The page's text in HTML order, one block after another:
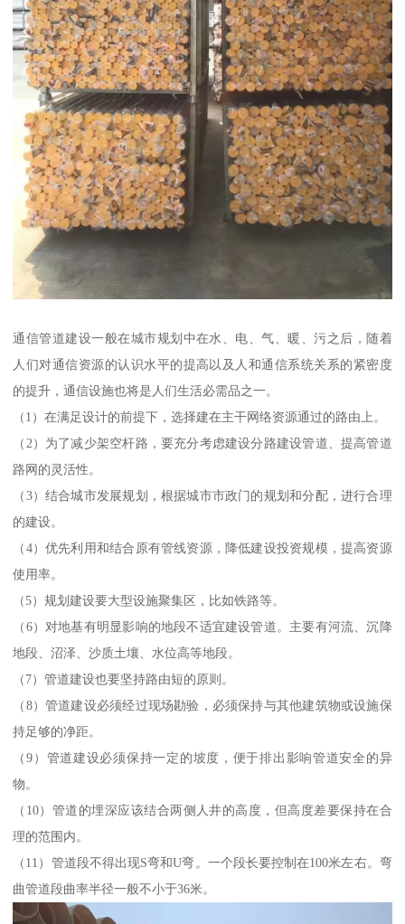
通信管道建设一般在城市规划中在水、电、气、暖、污之后，随着
人们对通信资源的认识水平的提高以及人和通信系统关系的紧密度
的提升，通信设施也将是人们生活必需品之一。
（1）在满足设计的前提下，选择建在主干网络资源通过的路由上。
（2）为了减少架空杆路，要充分考虑建设分路建设管道、提高管道
路网的灵活性。
（3）结合城市发展规划，根据城市市政门的规划和分配，进行合理
的建设。
（4）优先利用和结合原有管线资源，降低建设投资规模，提高资源
使用率。
（5）规划建设要大型设施聚集区，比如铁路等。
（6）对地基有明显影响的地段不适宜建设管道。主要有河流、沉降
地段、沼泽、沙质土壤、水位高等地段。
（7）管道建设也要坚持路由短的原则。
（8）管道建设必须经过现场勘验，必须保持与其他建筑物或设施保
持足够的净距。
（9）管道建设必须保持一定的坡度，便于排出影响管道安全的异
物。
（10）管道的埋深应该结合两侧人井的高度，但高度差要保持在合
理的范围内。
（11）管道段不得出现S弯和U弯。一个段长要控制在100米左右。弯
曲管道段曲率半径一般不小于36米。